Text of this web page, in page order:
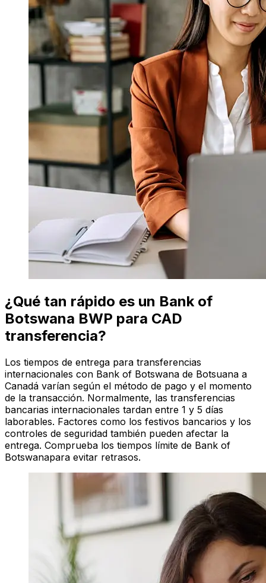
¿Qué tan rápido es un Bank of
Botswana BWP para CAD
transferencia?
Los tiempos de entrega para transferencias
internacionales con Bank of Botswana de Botsuana a
Canadá varían según el método de pago y el momento
de la transacción. Normalmente, las transferencias
bancarias internacionales tardan entre 1 y 5 días
laborables. Factores como los festivos bancarios y los
controles de seguridad también pueden afectar la
entrega. Comprueba los tiempos límite de Bank of
Botswanapara evitar retrasos.